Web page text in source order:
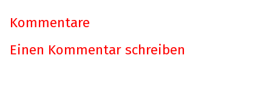
Kommentare
Einen Kommentar schreiben